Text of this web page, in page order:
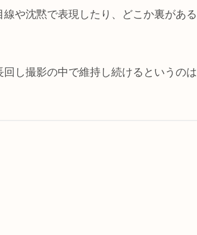
線や沈黙で表現したり、どこか裏があ
し撮影の中で維持し続けるというの